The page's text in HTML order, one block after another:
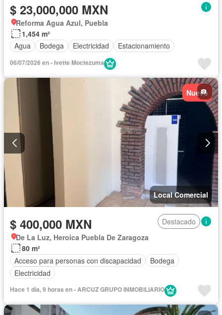
$ 23,000,000 MXN
Reforma Agua Azul, Puebla
1,454 m²
Agua
Bodega Electricidad Estacionamiento
06/07/2026 en - Ivette Moctezuma
Nuevo
Local Comercial
$ 400,000 MXN
Destacado
De La Luz, Heroica Puebla De Zaragoza
80 m²
Acceso para personas con discapacidad
Bodega
Electricidad
Hace 1 día, 9 horas en - ARCUZ GRUPO INMOBILIARIO